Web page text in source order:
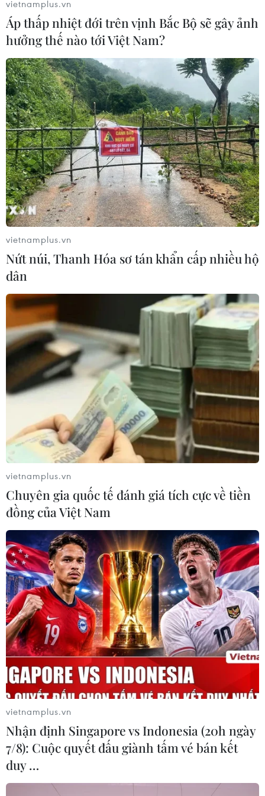
Nghệ An: Khởi tố, bắt tạm giam đối tượng
ngáo đá ném con xuống đất
02/12/2018 02:44
Sáng 2/12, Công an thành phố Vinh (Nghệ An) cho biết
đã ra quyết định khởi tố, bắt tạm giam Lê Ngọc Hà,
sinh năm 1985, trú tại phường Hồng Sơn (thành phố
Vinh) để điều tra về tội giết người.
vietnamplus.vn
Áp thấp nhiệt đới trên vịnh Bắc Bộ sẽ gây ảnh
hưởng thế nào tới Việt Nam?
vietnamplus.vn
Nứt núi, Thanh Hóa sơ tán khẩn cấp nhiều hộ
dân
vietnamplus.vn
Chuyên gia quốc tế đánh giá tích cực về tiền
đồng của Việt Nam
vietnamplus.vn
Nhận định Singapore vs Indonesia (20h ngày
7/8): Cuộc quyết đấu giành tấm vé bán kết
duy …